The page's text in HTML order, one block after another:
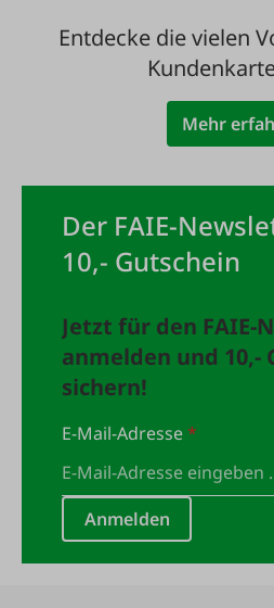
Entdecke die vielen
Mehr
Der FAIE-
10,- Gutschein
Jetzt für den FAIE-
anmelden und 10,-
sichern!
E-Mail-Adresse*
Anmelden